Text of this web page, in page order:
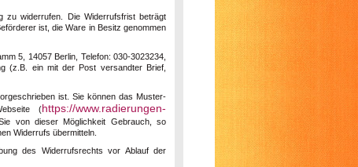
zu widerrufen. Die Widerrufsfrist beträgt
ist, die Ware in Besitz genommen
5, 14057 Berlin, Telefon: 030-3023234,
(z.B. ein mit der Post versandter Brief,
ist. Sie können das Muster-
(https://www.radierungen-
von dieser Möglichkeit Gebrauch, so
Widerrufs übermitteln.
des Widerrufsrechts vor Ablauf der